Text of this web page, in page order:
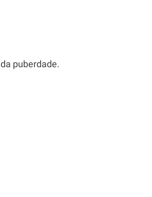
puberdade.